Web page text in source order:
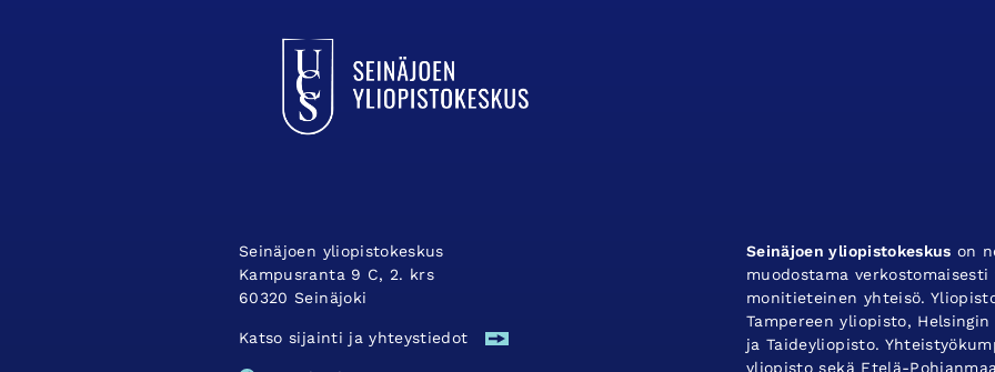
Seinäjoen yliopistokeskus
Kampusranta 9 C, 2. krs
60320 Seinäjoki
Katso sijainti ja yhteystiedot
Seinäjoen yliopistokeskus on
muodostama
monitieteinen yhteisö.
Tampereen yliopisto,
ja Taideyliopisto.
yliopisto sekä Etelä-